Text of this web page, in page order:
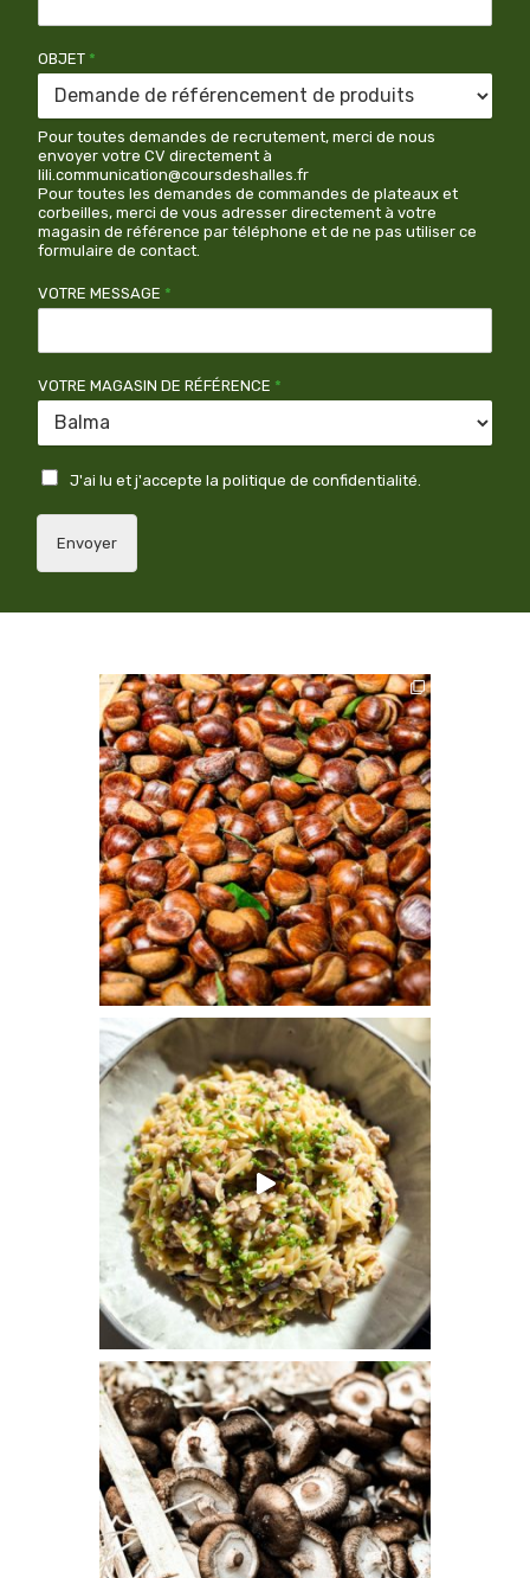
OBJET *
Pour toutes demandes de recrutement, merci de nous
envoyer votre CV directement à
lili.communication@coursdeshalles.fr
Pour toutes les demandes de commandes de plateaux et
corbeilles, merci de vous adresser directement à votre
magasin de référence par téléphone et de ne pas utiliser ce
formulaire de contact.
VOTRE MESSAGE *
VOTRE MAGASIN DE RÉFÉRENCE *
J'ai lu et j'accepte la politique de confidentialité.
Envoyer